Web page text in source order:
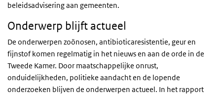
beleidsadvisering aan gemeenten.
Onderwerp blijft actueel
De onderwerpen zoönosen, antibioticaresistentie, geur en
fijnstof komen regelmatig in het nieuws en aan de orde in de
Tweede Kamer. Door maatschappelijke onrust,
onduidelijkheden, politieke aandacht en de lopende
onderzoeken blijven de onderwerpen actueel. In het rapport